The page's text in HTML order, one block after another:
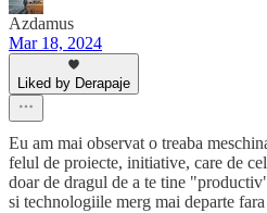
Azdamus
Mar 18, 2024
Liked by Derapaje
Eu am mai observat o treaba
felul de proiecte, initiative, care de
doar de dragul de a te tine
si technologiile merg mai departe